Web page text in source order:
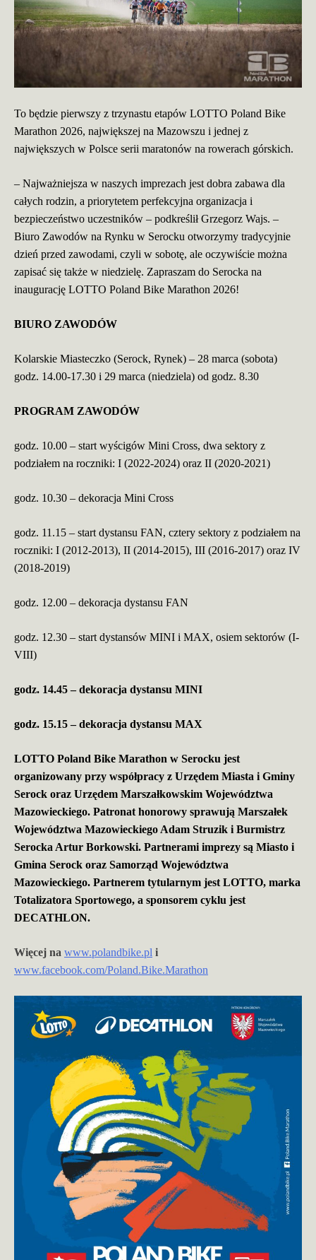
To będzie pierwszy z trzynastu etapów LOTTO Poland Bike
Marathon 2026, największej na Mazowszu i jednej z
największych w Polsce serii maratonów na rowerach górskich.
– Najważniejsza w naszych imprezach jest dobra zabawa dla
całych rodzin, a priorytetem perfekcyjna organizacja i
bezpieczeństwo uczestników – podkreślił Grzegorz Wajs. –
Biuro Zawodów na Rynku w Serocku otworzymy tradycyjnie
dzień przed zawodami, czyli w sobotę, ale oczywiście można
zapisać się także w niedzielę. Zapraszam do Serocka na
inaugurację LOTTO Poland Bike Marathon 2026!
BIURO ZAWODÓW
Kolarskie Miasteczko (Serock, Rynek) – 28 marca (sobota)
godz. 14.00-17.30 i 29 marca (niedziela) od godz. 8.30
PROGRAM ZAWODÓW
godz. 10.00 – start wyścigów Mini Cross, dwa sektory z
podziałem na roczniki: I (2022-2024) oraz II (2020-2021)
godz. 10.30 – dekoracja Mini Cross
godz. 11.15 – start dystansu FAN, cztery sektory z podziałem na
roczniki: I (2012-2013), II (2014-2015), III (2016-2017) oraz IV
(2018-2019)
godz. 12.00 – dekoracja dystansu FAN
godz. 12.30 – start dystansów MINI i MAX, osiem sektorów (I-
VIII)
godz. 14.45 – dekoracja dystansu MINI
godz. 15.15 – dekoracja dystansu MAX
LOTTO Poland Bike Marathon w Serocku jest
organizowany przy współpracy z Urzędem Miasta i Gminy
Serock oraz Urzędem Marszałkowskim Województwa
Mazowieckiego. Patronat honorowy sprawują Marszałek
Województwa Mazowieckiego Adam Struzik i Burmistrz
Serocka Artur Borkowski. Partnerami imprezy są Miasto i
Gmina Serock oraz Samorząd Województwa
Mazowieckiego. Partnerem tytularnym jest LOTTO, marka
Totalizatora Sportowego, a sponsorem cyklu jest
DECATHLON.
Więcej na www.polandbike.pl i
www.facebook.com/Poland.Bike.Marathon